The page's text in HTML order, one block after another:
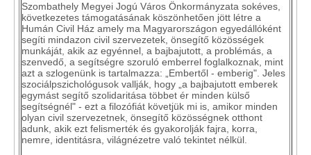
Szombathely Megyei Jogú Város Önkormányzata sokéves,
következetes támogatásának köszönhetően jött létre a
Humán Civil Ház amely ma Magyarországon egyedállóként
segíti mindazon civil szervezetek, önsegítő közösségek
munkáját, akik az egyénnel, a bajbajutott, a problémás, a
szenvedő, a segítségre szoruló emberrel foglalkoznak, mint
azt a szlogenünk is tartalmazza: „Embertől - emberig". Jeles
szociálpszichológusok vallják, hogy „a bajbajutott emberek
egymást segítő szolidaritása többet ér minden külső
segítségnél" - ezt a filozófiát követjük mi is, amikor minden
olyan civil szervezetnek, önsegítő közösségnek otthont
adunk, akik ezt felismerték és gyakorolják fajra, korra,
nemre, identitásra, világnézetre való tekintet nélkül.